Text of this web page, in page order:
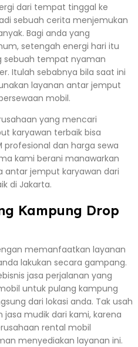
dari tempat tinggal ke
sebuah cerita menjemukan
Bagi anda yang
setengah energi hari itu
sebuah tempat nyaman
Itulah sebabnya bila saat ini
layanan antar jemput
mobil.
yang mencari
karyawan terbaik bisa
profesional dan harga sewa
kami berani manawarkan
antar jemput karyawan dari
di Jakarta.
Kampung Drop
memanfaatkan layanan
lakukan secara gampang.
jasa perjalanan yang
untuk pulang kampung
dari lokasi anda. Tak usah
mudik dari kami, karena
rental mobil
menyediakan layanan ini.